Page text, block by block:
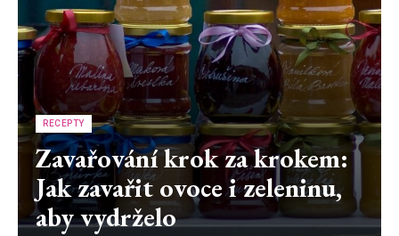
RECEPTY
Zavařování krok za krokem:
Jak zavařit ovoce i zeleninu,
aby vydrželo